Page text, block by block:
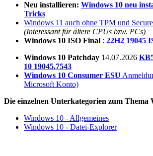
Neu installieren: Windows 10 neu
Tricks
Windows 11 auch ohne TPM und
(Interessant für ältere CPUs bzw. PCs)
Windows 10 ISO Final : 22H2 19045
Windows 10 Patchday 14.07.2026
10 19045.7543
Windows 10 Consumer ESU
Microsoft Konto)
Die einzelnen Unterkategorien zum Thema
Windows 10 - Allgemeines
Windows 10 - Datei-Explorer